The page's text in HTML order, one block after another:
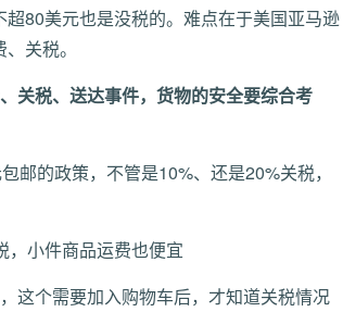
80美元也是没税的。难点在于美国亚马逊
关税。
关税、送达事件，货物的安全要综合考
的政策，不管是10%、还是20%关税，
小件商品运费也便宜
这个需要加入购物车后，才知道关税情况